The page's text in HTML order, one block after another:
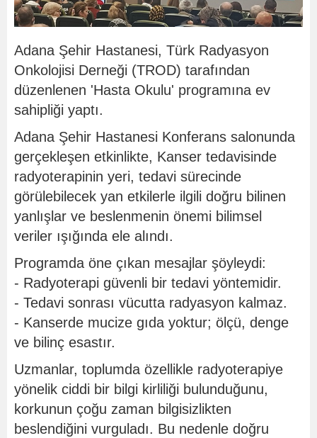
Adana Şehir Hastanesi, Türk Radyasyon
Onkolojisi Derneği (TROD) tarafından
düzenlenen 'Hasta Okulu' programına ev
sahipliği yaptı.
Adana Şehir Hastanesi Konferans salonunda
gerçekleşen etkinlikte, Kanser tedavisinde
radyoterapinin yeri, tedavi sürecinde
görülebilecek yan etkilerle ilgili doğru bilinen
yanlışlar ve beslenmenin önemi bilimsel
veriler ışığında ele alındı.
Programda öne çıkan mesajlar şöyleydi:
- Radyoterapi güvenli bir tedavi yöntemidir.
- Tedavi sonrası vücutta radyasyon kalmaz.
- Kanserde mucize gıda yoktur; ölçü, denge
ve bilinç esastır.
Uzmanlar, toplumda özellikle radyoterapiye
yönelik ciddi bir bilgi kirliliği bulunduğunu,
korkunun çoğu zaman bilgisizlikten
beslendiğini vurguladı. Bu nedenle doğru